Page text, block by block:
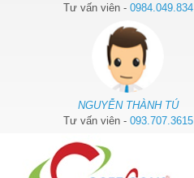
Tư vấn viên - 0984.049.834
NGUYỄN THÀNH TÚ
Tư vấn viên - 093.707.3615